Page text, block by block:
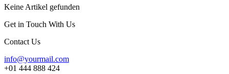
Keine Artikel gefunden
Get in Touch With Us
Contact Us
info@yourmail.com
+01 444 888 424